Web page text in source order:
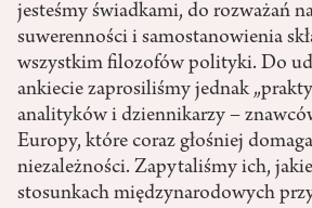
jesteśmy świadkami, do rozważań
suwerenności i samostanowienia
wszystkim filozofów polityki. Do
ankiecie zaprosiliśmy jednak
analityków i dziennikarzy –
Europy, które coraz głośniej
niezależności. Zapytaliśmy ich,
stosunkach międzynarodowych